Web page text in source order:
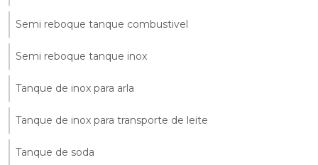
Semi reboque tanque combustivel
Semi reboque tanque inox
Tanque de inox para arla
Tanque de inox para transporte de leite
Tanque de soda